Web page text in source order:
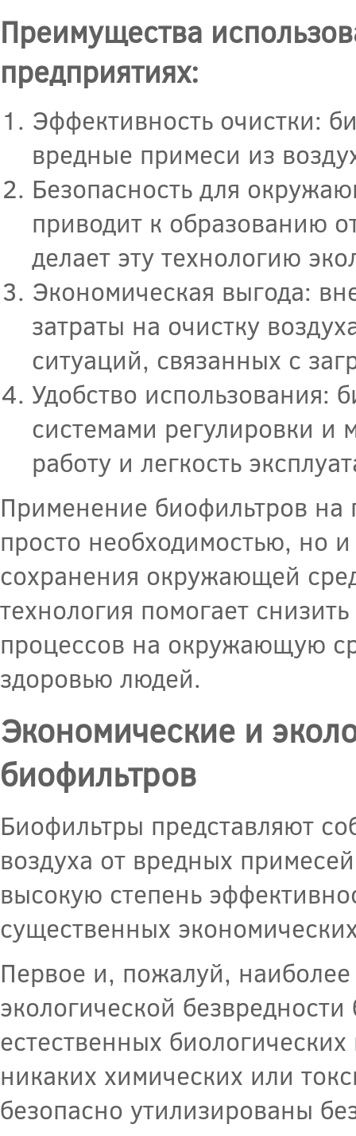
Преимущества
предприятиях:
Эффективность очистки:
вредные примеси из
Безопасность для
приводит к образованию
делает эту технологию
Экономическая выгода:
затраты на очистку
ситуаций, связанных с
Удобство использования:
системами регулировки и
работу и легкость
Применение биофильтров на
просто необходимостью, но
сохранения окружающей
технология помогает
процессов на окружающую
здоровью людей.
Экономические и
биофильтров
Биофильтры представляют
воздуха от вредных
высокую степень
существенных
Первое и, пожалуй,
экологической
естественных
никаких химических или
безопасно утилизированы